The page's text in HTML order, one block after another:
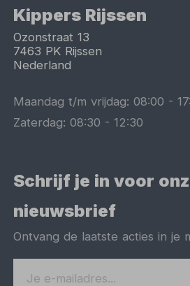
Kippers Rijssen
Ozonstraat 13
7463 PK Rijssen
Nederland
Maandag t/m vrijdag:08:00 -
Zaterdag:08:30 -12:30
Schrijf je in voor
nieuwsbrief
Ontvang de laatste acties in je